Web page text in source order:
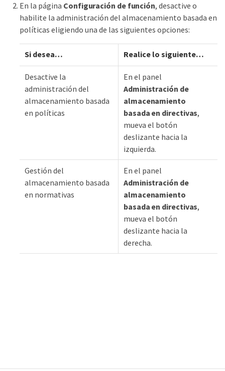
En la página Configuración de función, desactive o
habilite la administración del almacenamiento basada en
políticas eligiendo una de las siguientes opciones:
Si desea…​ Realice lo siguiente…​
Desactive la
administración del
almacenamiento basada
en políticas
En el panel
Administración de
almacenamiento
basada en directivas,
mueva el botón
deslizante hacia la
izquierda.
Gestión del
almacenamiento basada
en normativas
En el panel
Administración de
almacenamiento
basada en directivas,
mueva el botón
deslizante hacia la
derecha.